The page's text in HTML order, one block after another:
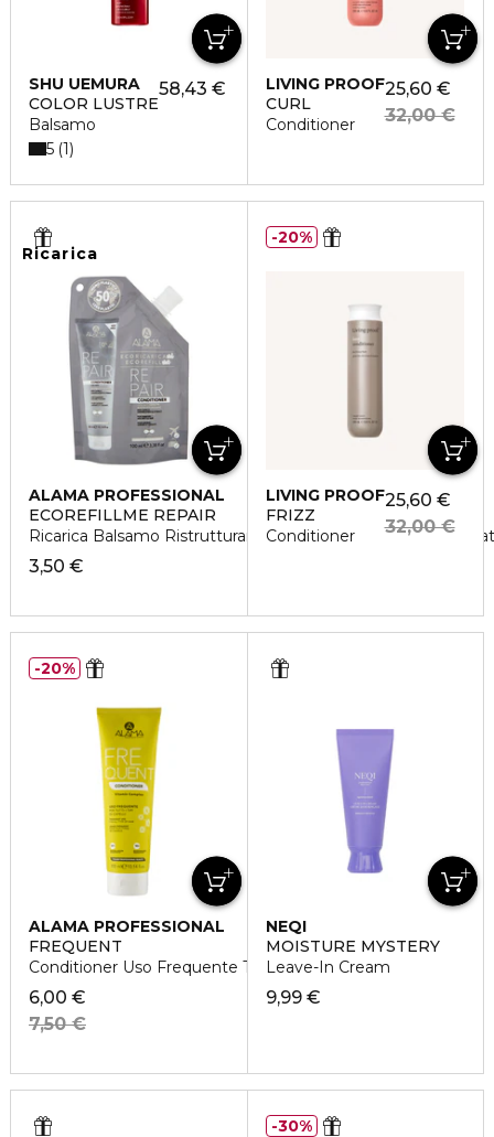
SHU UEMURA
COLOR LUSTRE
Balsamo
58,43 €
5 1
LIVING PROOF
CURL
Conditioner
25,60 €
32,00 €
Ricarica
ALAMA PROFESSIONAL
ECOREFILLME REPAIR
Ricarica Balsamo Ristrutturante Capelli Danneggiati e
3,50 €
LIVING PROOF
FRIZZ
Conditioner
25,60 €
32,00 €
20%
ALAMA PROFESSIONAL
FREQUENT
Conditioner Uso Frequente Tutti i Capelli
6,00 €
7,50 €
20%
NEQI
MOISTURE MYSTERY
Leave-In Cream
9,99 €
30%